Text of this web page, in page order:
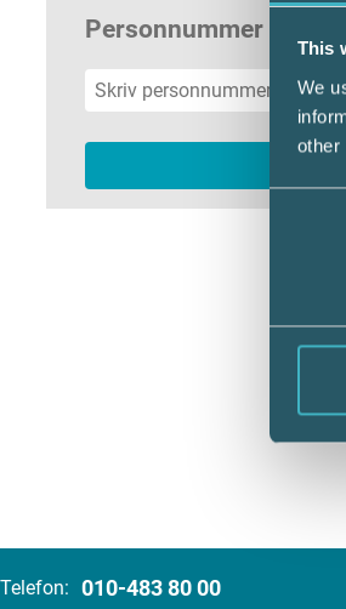
This
We
other
Personnummer
Telefon: 010-483 80 00